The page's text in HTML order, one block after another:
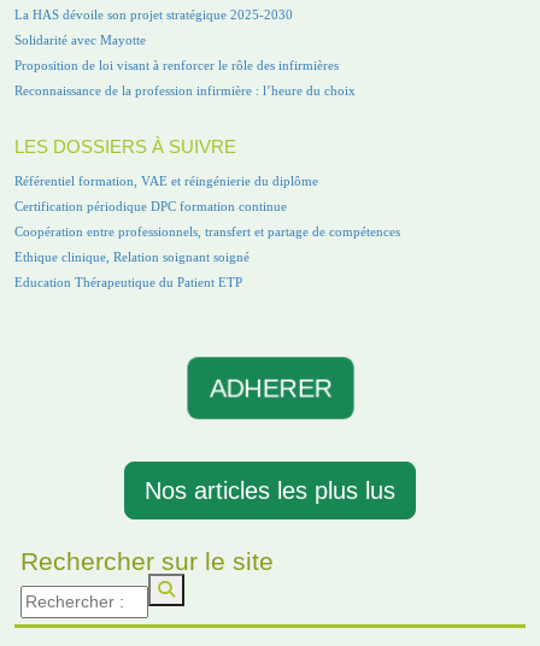
La HAS dévoile son projet stratégique 2025-2030
Solidarité avec Mayotte
Proposition de loi visant à renforcer le rôle des infirmières
Reconnaissance de la profession infirmière : l’heure du choix
LES DOSSIERS À SUIVRE
Référentiel formation, VAE et réingénierie du diplôme
Certification périodique DPC formation continue
Coopération entre professionnels, transfert et partage de compétences
Ethique clinique, Relation soignant soigné
Education Thérapeutique du Patient ETP
ADHERER
Nos articles les plus lus
Rechercher sur le site